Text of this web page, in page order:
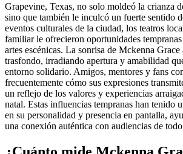
Grapevine, Texas, no solo moldeó la crianza
sino que también le inculcó un fuerte sentido
eventos culturales de la ciudad, los teatros
familiar le ofrecieron oportunidades
artes escénicas. La sonrisa de Mckenna
trasfondo, irradiando apertura y amabilidad
entorno solidario. Amigos, mentores y fans
frecuentemente cómo sus expresiones
un reflejo de los valores y experiencias
natal. Estas influencias tempranas han tenido
en su personalidad y presencia en pantalla,
una conexión auténtica con audiencias de